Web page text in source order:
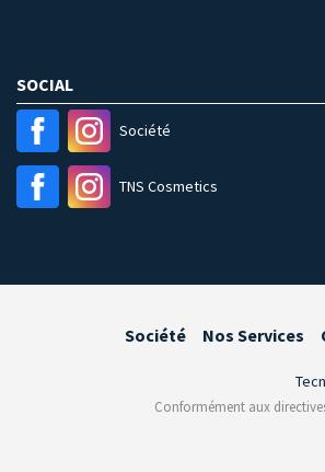
SOCIAL
Société
TNS Cosmetics
Société Nos Services
Conformément aux